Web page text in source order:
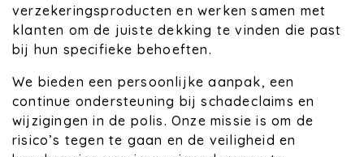
verzekeringsproducten en werken samen met
klanten om de juiste dekking te vinden die past
bij hun specifieke behoeften.
We bieden een persoonlijke aanpak, een
continue ondersteuning bij schadeclaims en
wijzigingen in de polis. Onze missie is om de
risico’s tegen te gaan en de veiligheid en